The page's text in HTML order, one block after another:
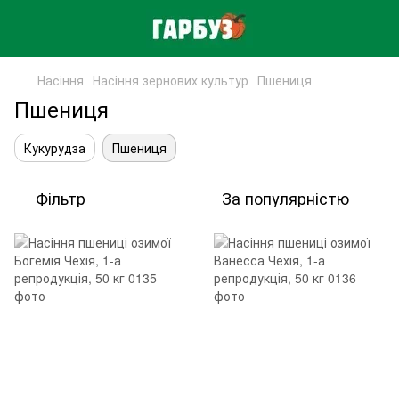
Насіння Насіння зернових культур Пшениця
Пшениця
Кукурудза Пшениця
Фільтр За популярністю